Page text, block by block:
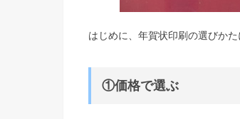
はじめに、年賀状印刷の選びかた
①価格で選ぶ